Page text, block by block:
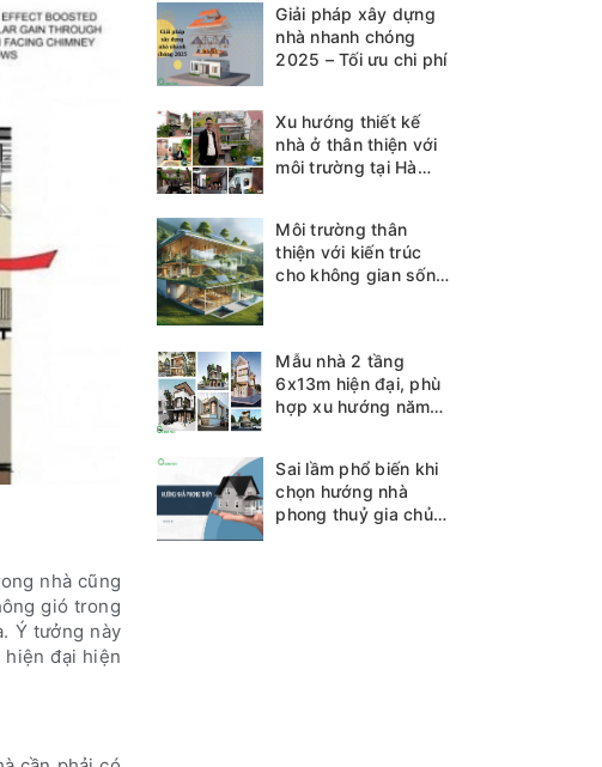
nhà cũng
gió trong
Ý tưởng này
hiện đại hiện
Giải pháp xây dựng
nhà nhanh chóng
2025 – Tối ưu chi phí
Xu hướng thiết kế
nhà ở thân thiện với
môi trường tại Hà
Môi trường thân
thiện với kiến trúc
cho không gian sống
Mẫu nhà 2 tầng
6x13m hiện đại, phù
hợp xu hướng năm
Sai lầm phổ biến khi
chọn hướng nhà
phong thuỷ gia chủ